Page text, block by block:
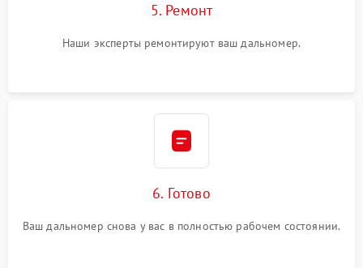
5. Ремонт
Наши эксперты ремонтируют ваш дальномер.
6. Готово
Ваш дальномер снова у вас в полностью рабочем состоянии.